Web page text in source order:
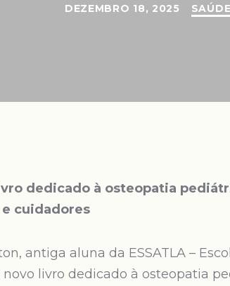
DEZEMBRO 18, 2025
dedicado à osteopatia
cuidadores
antiga aluna da ESSATLA –
livro dedicado à osteopatia